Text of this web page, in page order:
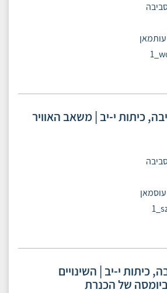
כיתות י-יב | משאב האוויר
כיתות י-יב | השינויים
של הכנרת